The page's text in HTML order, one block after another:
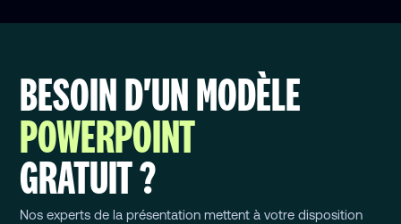
BESOIN D'UN MODÈLE
POWERPOINT
GRATUIT ?
Nos experts de la présentation mettent à votre disposition